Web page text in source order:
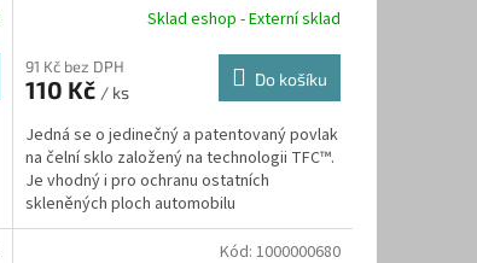
Sklad eshop - Externí sklad
91 Kč bez DPH
110 Kč / ks
Do košíku
Jedná se o jedinečný a patentovaný povlak
na čelní sklo založený na technologii TFC™.
Je vhodný i pro ochranu ostatních
skleněných ploch automobilu
Kód: 1000000680